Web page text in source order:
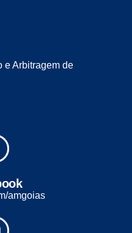
e Arbitragem de
amgoias